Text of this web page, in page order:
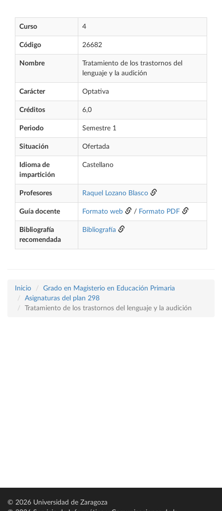
Curso 4
Código 26682
Nombre
Tratamiento de los trastornos del
lenguaje y la audición
Carácter Optativa
Créditos 6,0
Periodo Semestre 1
Situación Ofertada
Idioma de
impartición
Castellano
Profesores Raquel Lozano Blasco
Guía docente Formato web / Formato PDF
Bibliografía
recomendada
Bibliografía
Inicio
Grado en Magisterio en Educación Primaria
Asignaturas del plan 298
Tratamiento de los trastornos del lenguaje y la audición
© 2026 Universidad de Zaragoza